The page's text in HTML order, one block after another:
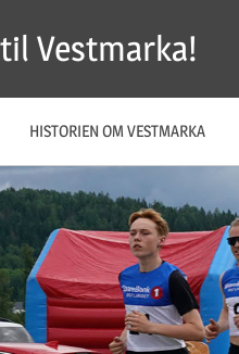
Vestmarka!
HISTORIEN OM VESTMARKA